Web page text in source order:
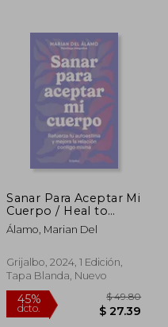
45%
dcto.
Sanar Para Aceptar Mi
Cuerpo / Heal to
Accept My Body
Álamo, Marian Del
Grijalbo, 2024, 1 Edición,
Tapa Blanda, Nuevo